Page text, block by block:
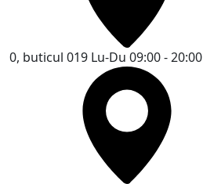
0, buticul 019 Lu-Du 09:00 - 20:00